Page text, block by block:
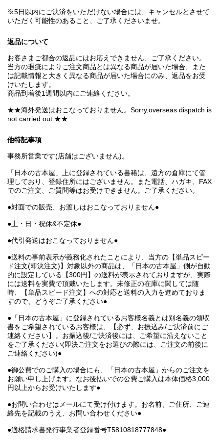
※5日以内にご決済をいただけない場合には、キャンセルとさせて
いただく可能性のあること、ご了承くださいませ。
返品について
お客さまご都合の返品にはお応えできません、ご了承ください。
当方の瑕疵によりご注文商品とは異なる商品が届いた場合、また
は記載情報と大きく異なる商品が届いた場合にのみ、返品をお受
けいたします。
商品到着後1週間以内にご連絡ください。
★★海外発送はおこなっておりません。Sorry,overseas dispatch is
not carried out.★★
他特記事項
事務所営業です(店舗はございません)。
「日本の古本屋」上に登録されている書籍は、遠方の倉庫にて管
理しており、登録住所にはございません。また電話、ハガキ、FAX
でのご注文、ご質問等はお受けできません。ご了承ください。
●対面での販売、お渡しはおこなっておりません●
●土・日・祝休&不定休●
●代引発送はおこなっておりません●
●送料の事前表示が義務化されたことにより、当方の【単品スピー
ド注文(即決注文)】対象以外の商品は、「日本の古本屋」側が自動
的に設定している【300円】の送料が表示されておりますが、実際
には送料を実費で頂戴いたします。未修正の在庫に関しては随
時、【単品スピード注文】への対応と送料の入力を進めておりま
すので、どうぞご了承ください●
●「日本の古本屋」に登録されているお客様名義とは別名義の領収
書をご希望されているお客様は、【必ず、お振込み/ご決済前にご
連絡ください】。お振込後/ご決済後には、ご希望に沿えないこと
をご了承ください(即決ご注文をお選びの際には、ご注文の前後に
ご連絡ください)●
●御公費でのご購入の場合にも、「日本の古本屋」からのご注文を
お願い申し上げます。なお後払いでの公費ご購入は本体価格3,000
円以上からお受けいたします●
●お問い合わせはメールにて受け付けます。お名前、ご住所、ご連
絡先を記載のうえ、お問い合わせください●
●適格請求書発行事業者登録番号T5810818777848●